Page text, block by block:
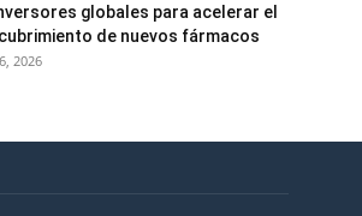
globales para acelerar el
de nuevos fármacos
2026